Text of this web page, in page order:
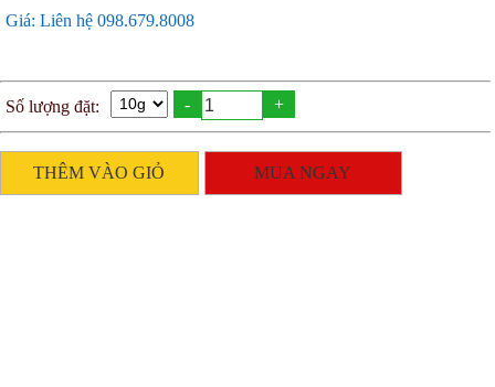
Giá: Liên hệ 098.679.8008
Số lượng đặt: - +
THÊM VÀO GIỎ MUA NGAY